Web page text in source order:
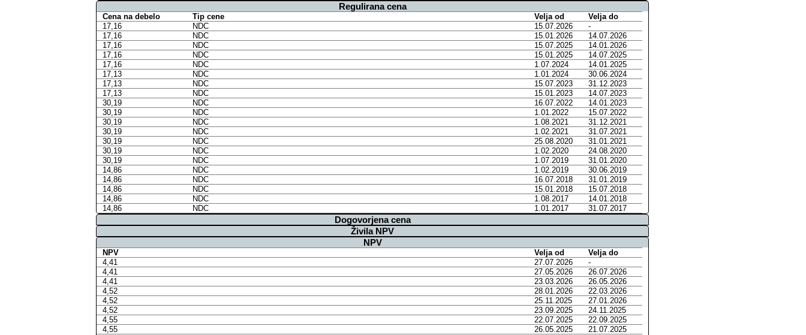
Regulirana cena
Cena na debelo Tip cene Velja od
Velja do
17,16
NDC 15.07.2026
-
17,16
NDC 15.01.2026
14.07.2026
17,16
NDC 15.07.2025
14.01.2026
17,16
NDC 15.01.2025
14.07.2025
17,16
NDC 1.07.2024
14.01.2025
17,13
NDC 1.01.2024
30.06.2024
17,13
NDC 15.07.2023
31.12.2023
17,13
NDC 15.01.2023
14.07.2023
30,19
NDC 16.07.2022
14.01.2023
30,19
NDC 1.01.2022
15.07.2022
30,19
NDC 1.08.2021
31.12.2021
30,19
NDC 1.02.2021
31.07.2021
30,19
NDC 25.08.2020
31.01.2021
30,19
NDC 1.02.2020
24.08.2020
30,19
NDC 1.07.2019
31.01.2020
14,86
NDC 1.02.2019
30.06.2019
14,86
NDC 16.07.2018
31.01.2019
14,86
NDC 15.01.2018
15.07.2018
14,86
NDC 1.08.2017
14.01.2018
14,86
NDC 1.01.2017 31.07.2017
Dogovorjena cena
Živila NPV
NPV
NPV Velja od
Velja do
4,41
27.07.2026
-
4,41
27.05.2026
26.07.2026
4,41
23.03.2026
26.05.2026
4,52
28.01.2026
22.03.2026
4,52
25.11.2025
27.01.2026
4,52
23.09.2025
24.11.2025
4,55
22.07.2025
22.09.2025
4,55
26.05.2025
21.07.2025